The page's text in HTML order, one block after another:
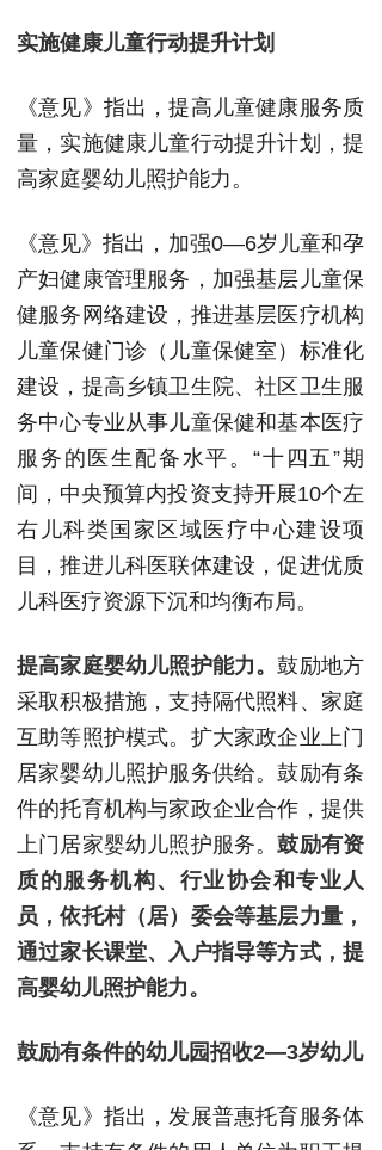
实施健康儿童行动提升计划
《意见》指出，提高儿童健康服务质
量，实施健康儿童行动提升计划，提
高家庭婴幼儿照护能力。
《意见》指出，加强0—6岁儿童和孕
产妇健康管理服务，加强基层儿童保
健服务网络建设，推进基层医疗机构
儿童保健门诊（儿童保健室）标准化
建设，提高乡镇卫生院、社区卫生服
务中心专业从事儿童保健和基本医疗
服务的医生配备水平。“十四五”期
间，中央预算内投资支持开展10个左
右儿科类国家区域医疗中心建设项
目，推进儿科医联体建设，促进优质
儿科医疗资源下沉和均衡布局。
提高家庭婴幼儿照护能力。鼓励地方
采取积极措施，支持隔代照料、家庭
互助等照护模式。扩大家政企业上门
居家婴幼儿照护服务供给。鼓励有条
件的托育机构与家政企业合作，提供
上门居家婴幼儿照护服务。鼓励有资
质的服务机构、行业协会和专业人
员，依托村（居）委会等基层力量，
通过家长课堂、入户指导等方式，提
高婴幼儿照护能力。
鼓励有条件的幼儿园招收2—3岁幼儿
《意见》指出，发展普惠托育服务体